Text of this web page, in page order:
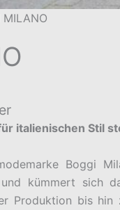
MILANO
italienischen Stil
Boggi
kümmert sich
Produktion bis hin